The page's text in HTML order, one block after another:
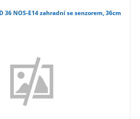
36 NOS-E14 zahradní se senzorem, 36cm